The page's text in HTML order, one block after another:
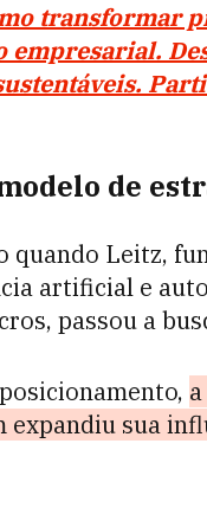
transformar
empresarial.
de
quando Leitz,
artificial e
passou a
expandiu sua